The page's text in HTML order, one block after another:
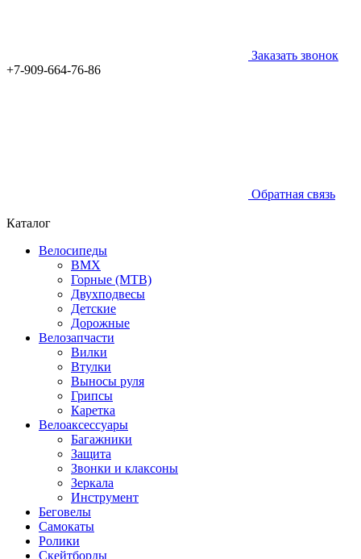
Заказать звонок
+7-909-664-76-86
Обратная связь
Каталог
Велосипеды
BMX
Горные (MTB)
Двухподвесы
Детские
Дорожные
Велозапчасти
Вилки
Втулки
Выносы руля
Грипсы
Каретка
Велоаксессуары
Багажники
Защита
Звонки и клаксоны
Зеркала
Инструмент
Беговелы
Самокаты
Ролики
Скейтборды